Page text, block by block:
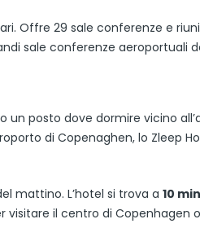
Offre 29 sale conferenze e
sale conferenze aeroportuali
posto dove dormire vicino
di Copenaghen, lo Zleep
mattino. L’hotel si trova a 10
visitare il centro di Copenhagen